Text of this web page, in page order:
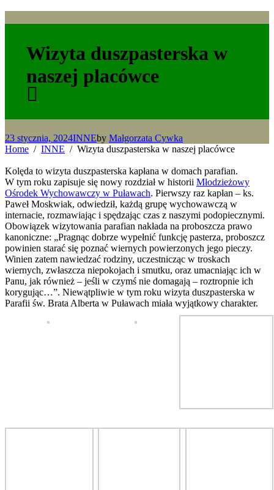
Wizyta duszpasterska w
naszej placówce
23 stycznia, 2024INNEby Małgorzata Cywka
Home
INNE Wizyta duszpasterska w naszej placówce
Kolęda to wizyta duszpasterska kapłana w domach parafian.
W tym roku zapisuje się nowy rozdział w historii Młodzieżowy
Ośrodek Wychowawczy w Puławach. Pierwszy raz kapłan – ks.
Paweł Moskwiak, odwiedził, każdą grupę wychowawczą w
internacie, rozmawiając i spędzając czas z naszymi podopiecznymi.
Obowiązek wizytowania parafian nakłada na proboszcza prawo
kanoniczne: „Pragnąc dobrze wypełnić funkcję pasterza, proboszcz
powinien starać się poznać wiernych powierzonych jego pieczy.
Winien zatem nawiedzać rodziny, uczestnicząc w troskach
wiernych, zwłaszcza niepokojach i smutku, oraz umacniając ich w
Panu, jak również – jeśli w czymś nie domagają – roztropnie ich
korygując…”. Niewątpliwie w tym roku wizyta duszpasterska w
Parafii św. Brata Alberta w Puławach miała wyjątkowy charakter.